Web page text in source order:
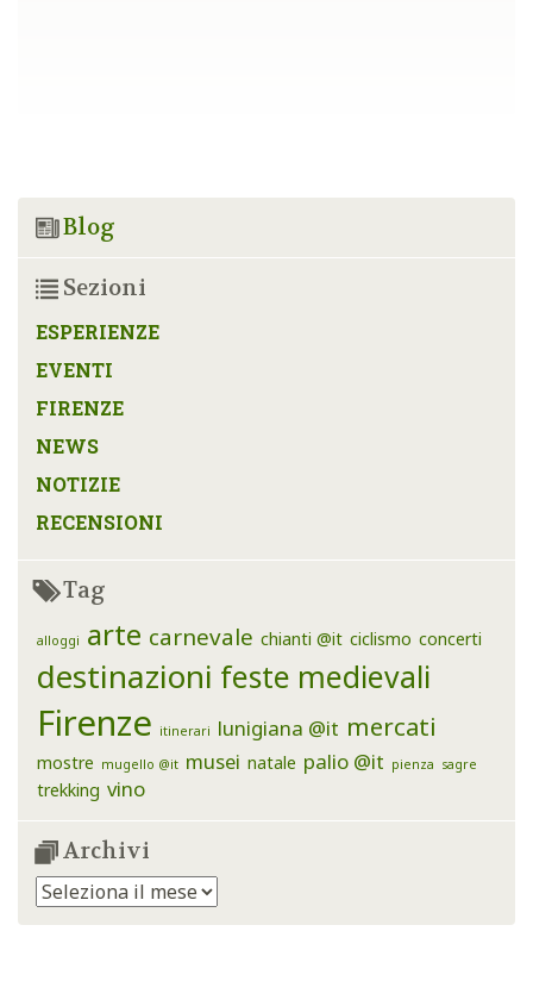
Blog
Sezioni
ESPERIENZE
EVENTI
FIRENZE
NEWS
NOTIZIE
RECENSIONI
Tag
alloggi arte carnevale chianti @it ciclismo concerti
destinazioni feste medievali
Firenze itinerari lunigiana @it mercati
mostre mugello @it musei natale palio @it pienza sagre
trekking vino
Archivi
Archivi